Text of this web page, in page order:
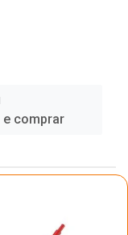
comprar